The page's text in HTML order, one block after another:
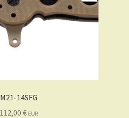
M21-14SFG
112,00 € EUR